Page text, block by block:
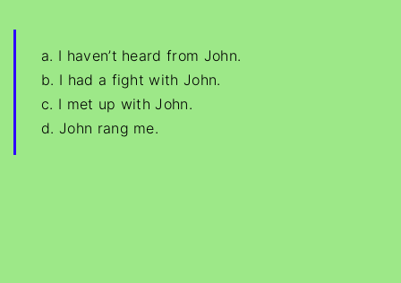
a. I haven’t heard from John.
b. I had a fight with John.
c. I met up with John.
d. John rang me.